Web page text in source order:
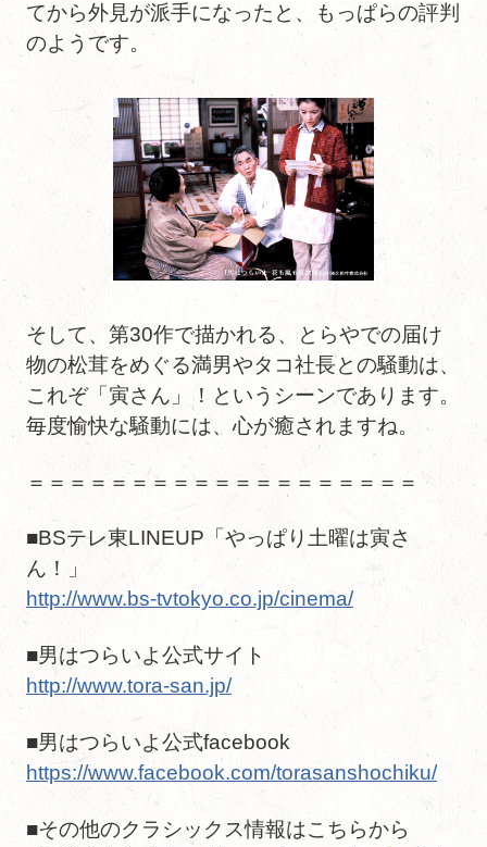
てから外見が派手になったと、もっぱらの評判
のようです。
そして、第30作で描かれる、とらやでの届け
物の松茸をめぐる満男やタコ社長との騒動は、
これぞ「寅さん」！というシーンであります。
毎度愉快な騒動には、心が癒されますね。
＝＝＝＝＝＝＝＝＝＝＝＝＝＝＝＝＝＝＝
■BSテレ東LINEUP「やっぱり土曜は寅さ
ん！」
http://www.bs-tvtokyo.co.jp/cinema/
■男はつらいよ公式サイト
http://www.tora-san.jp/
■男はつらいよ公式facebook
https://www.facebook.com/torasanshochiku/
■その他のクラシックス情報はこちらから